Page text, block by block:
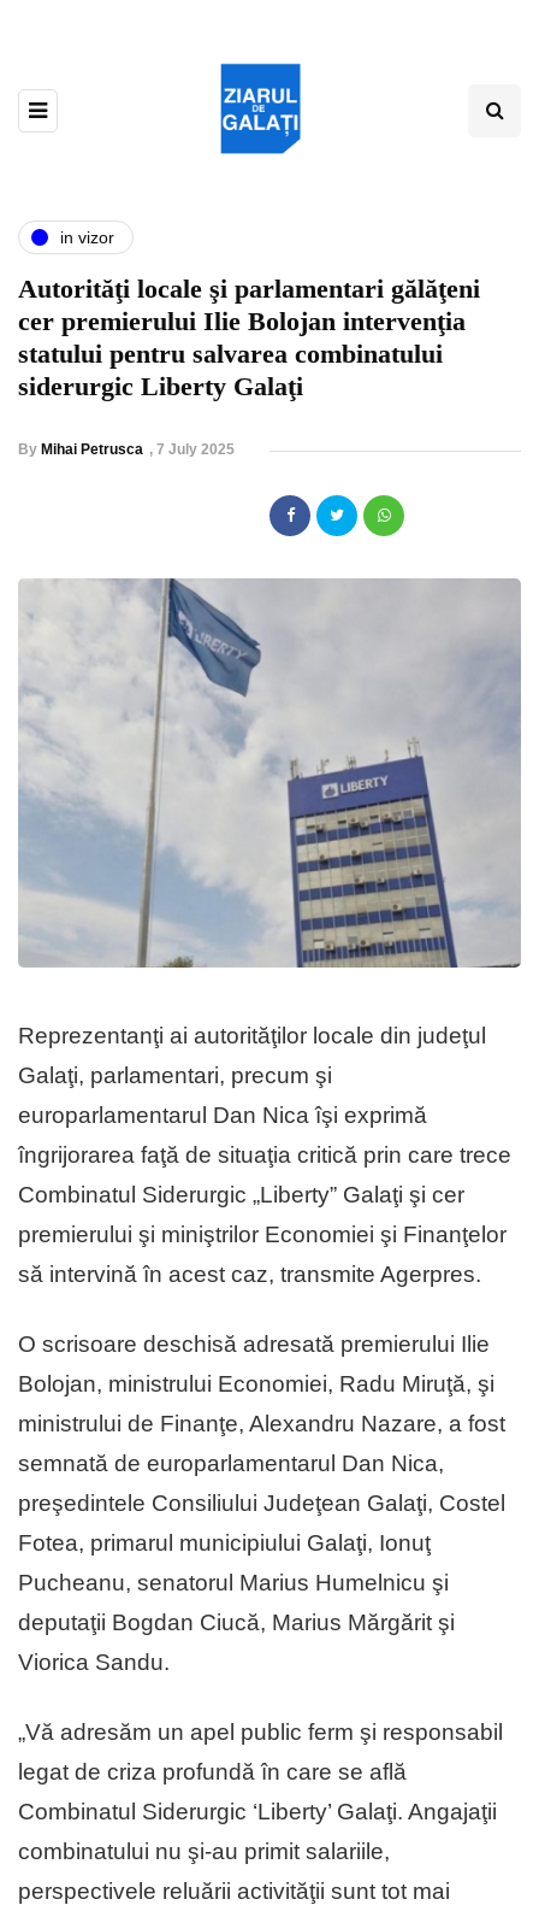
in vizor
Autorităţi locale şi parlamentari gălăţeni
cer premierului Ilie Bolojan intervenţia
statului pentru salvarea combinatului
siderurgic Liberty Galaţi
By Mihai Petrusca , 7 July 2025
Reprezentanţi ai autorităţilor locale din judeţul
Galaţi, parlamentari, precum şi
europarlamentarul Dan Nica îşi exprimă
îngrijorarea faţă de situaţia critică prin care trece
Combinatul Siderurgic „Liberty” Galaţi şi cer
premierului şi miniştrilor Economiei şi Finanţelor
să intervină în acest caz, transmite Agerpres.
O scrisoare deschisă adresată premierului Ilie
Bolojan, ministrului Economiei, Radu Miruţă, şi
ministrului de Finanţe, Alexandru Nazare, a fost
semnată de europarlamentarul Dan Nica,
preşedintele Consiliului Judeţean Galaţi, Costel
Fotea, primarul municipiului Galaţi, Ionuţ
Pucheanu, senatorul Marius Humelnicu şi
deputaţii Bogdan Ciucă, Marius Mărgărit şi
Viorica Sandu.
„Vă adresăm un apel public ferm şi responsabil
legat de criza profundă în care se află
Combinatul Siderurgic ‘Liberty’ Galaţi. Angajaţii
combinatului nu şi-au primit salariile,
perspectivele reluării activităţii sunt tot mai